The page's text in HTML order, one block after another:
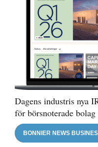
Dagens industris nya
för börsnoterade bolag
BONNIER NEWS